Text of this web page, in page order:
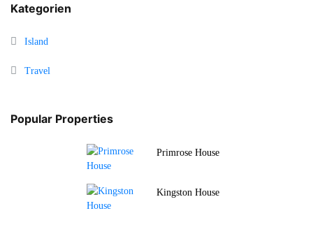
Kategorien
Island
Travel
Popular Properties
Primrose House
Kingston House